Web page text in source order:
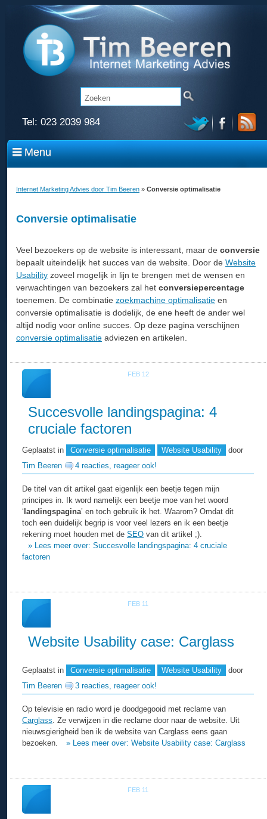
Tel: 023 2039 984
Menu
Internet Marketing Advies door Tim Beeren » Conversie optimalisatie
Conversie optimalisatie
Veel bezoekers op de website is interessant, maar de conversie
bepaalt uiteindelijk het succes van de website. Door de Website
Usability zoveel mogelijk in lijn te brengen met de wensen en
verwachtingen van bezoekers zal het conversiepercentage
toenemen. De combinatie zoekmachine optimalisatie en
conversie optimalisatie is dodelijk, de ene heeft de ander wel
altijd nodig voor online succes. Op deze pagina verschijnen
conversie optimalisatie adviezen en artikelen.
FEB 12
Succesvolle landingspagina: 4
cruciale factoren
Geplaatst in Conversie optimalisatie Website Usability
door
Tim Beeren
4 reacties, reageer ook!
De titel van dit artikel gaat eigenlijk een beetje tegen mijn
principes in. Ik word namelijk een beetje moe van het woord
‘ landingspagina’ en toch gebruik ik het. Waarom? Omdat dit
toch een duidelijk begrip is voor veel lezers en ik een beetje
rekening moet houden met de SEO van dit artikel ;).
» Lees meer over: Succesvolle landingspagina: 4 cruciale
factoren
FEB 11
Website Usability case: Carglass
Geplaatst in Conversie optimalisatie Website Usability
door
Tim Beeren
3 reacties, reageer ook!
Op televisie en radio word je doodgegooid met reclame van
Carglass. Ze verwijzen in die reclame door naar de website. Uit
nieuwsgierigheid ben ik de website van Carglass eens gaan
bezoeken.
» Lees meer over: Website Usability case: Carglass
FEB 11